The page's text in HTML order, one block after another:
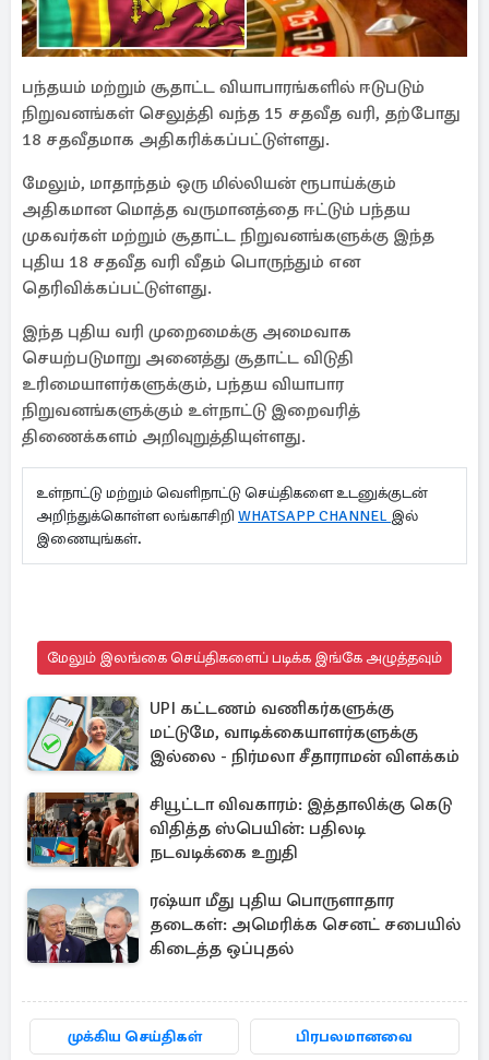
பந்தயம் மற்றும் சூதாட்ட வியாபாரங்களில் ஈடுபடும்
நிறுவனங்கள் செலுத்தி வந்த 15 சதவீத வரி, தற்போது
18 சதவீதமாக அதிகரிக்கப்பட்டுள்ளது.
மேலும், மாதாந்தம் ஒரு மில்லியன் ரூபாய்க்கும்
அதிகமான மொத்த வருமானத்தை ஈட்டும் பந்தய
முகவர்கள் மற்றும் சூதாட்ட நிறுவனங்களுக்கு இந்த
புதிய 18 சதவீத வரி வீதம் பொருந்தும் என
தெரிவிக்கப்பட்டுள்ளது.
இந்த புதிய வரி முறைமைக்கு அமைவாக
செயற்படுமாறு அனைத்து சூதாட்ட விடுதி
உரிமையாளர்களுக்கும், பந்தய வியாபார
நிறுவனங்களுக்கும் உள்நாட்டு இறைவரித்
திணைக்களம் அறிவுறுத்தியுள்ளது.
உள்நாட்டு மற்றும் வெளிநாட்டு செய்திகளை உடனுக்குடன்
அறிந்துக்கொள்ள லங்காசிறி WHATSAPP CHANNEL இல்
இணையுங்கள்.
மேலும் இலங்கை செய்திகளைப் படிக்க இங்கே அழுத்தவும்
UPI கட்டணம் வணிகர்களுக்கு
மட்டுமே, வாடிக்கையாளர்களுக்கு
இல்லை - நிர்மலா சீதாராமன் விளக்கம்
சியூட்டா விவகாரம்: இத்தாலிக்கு கெடு
விதித்த ஸ்பெயின்: பதிலடி
நடவடிக்கை உறுதி
ரஷ்யா மீது புதிய பொருளாதார
தடைகள்: அமெரிக்க செனட் சபையில்
கிடைத்த ஒப்புதல்
முக்கிய செய்திகள் பிரபலமானவை